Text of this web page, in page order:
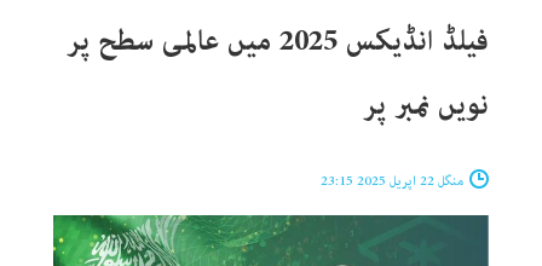
فیلڈ انڈیکس 2025 میں عالمی سطح پر
نویں نمبر پر
منگل 22 اپریل 2025 23:15